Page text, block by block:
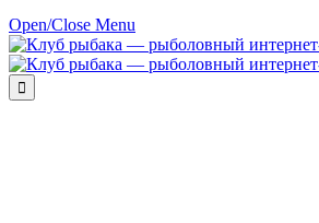
Open/Close Menu
